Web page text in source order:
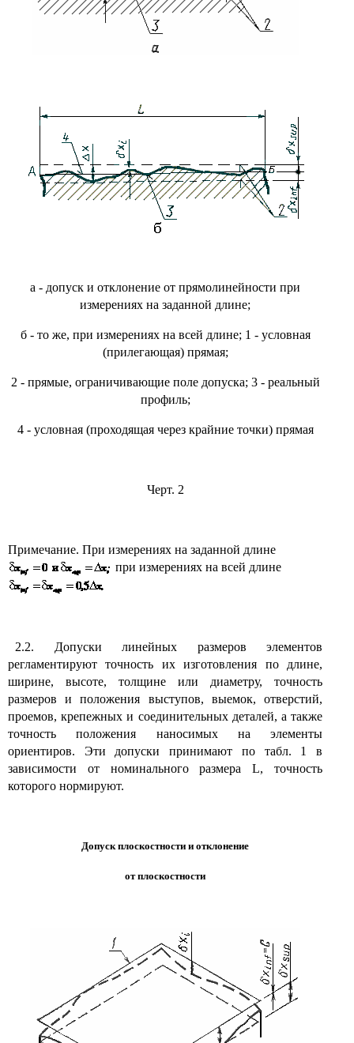
а - допуск и отклонение от прямолинейности при
измерениях на заданной длине;
б - то же, при измерениях на всей длине; 1 - условная
(прилегающая) прямая;
2 - прямые, ограничивающие поле допуска; 3 - реальный
профиль;
4 - условная (проходящая через крайние точки) прямая
Черт. 2
Примечание. При измерениях на заданной длине
при измерениях на всей длине
2.2. Допуски линейных размеров элементов
регламентируют точность их изготовления по длине,
ширине, высоте, толщине или диаметру, точность
размеров и положения выступов, выемок, отверстий,
проемов, крепежных и соединительных деталей, а также
точность положения наносимых на элементы
ориентиров. Эти допуски принимают по табл. 1 в
зависимости от номинального размера L, точность
которого нормируют.
Допуск плоскостности и отклонение
от плоскостности